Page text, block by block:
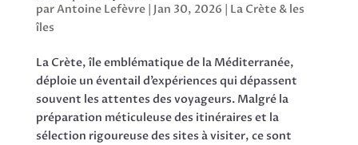
parAntoine Lefèvre| Jan 30, 2026 | La Crète & les
îles
La Crète, île emblématique de la Méditerranée,
déploie un éventail d’expériences qui dépassent
souvent les attentes des voyageurs. Malgré la
préparation méticuleuse des itinéraires et la
sélection rigoureuse des sites à visiter, ce sont